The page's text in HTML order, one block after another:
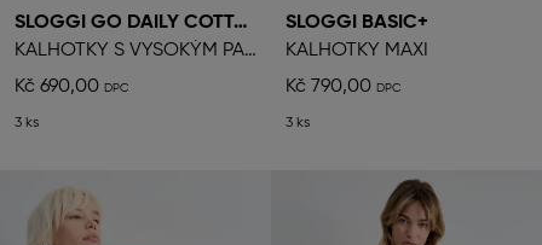
SLOGGI GO DAILY COTTON
KALHOTKY S VYSOKÝM PASEM
Kč 690,00
3 ks
SLOGGI BASIC+
KALHOTKY MAXI
Kč 790,00
3 ks